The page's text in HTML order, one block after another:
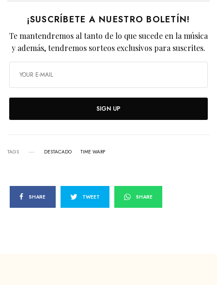
¡SUSCRÍBETE A NUESTRO BOLETÍN!
Te mantendremos al tanto de lo que sucede en la música
y además, tendremos sorteos exclusivos para suscrites.
SIGN UP
TAGS DESTACADO TIME WARP
SHARE TWEET SHARE